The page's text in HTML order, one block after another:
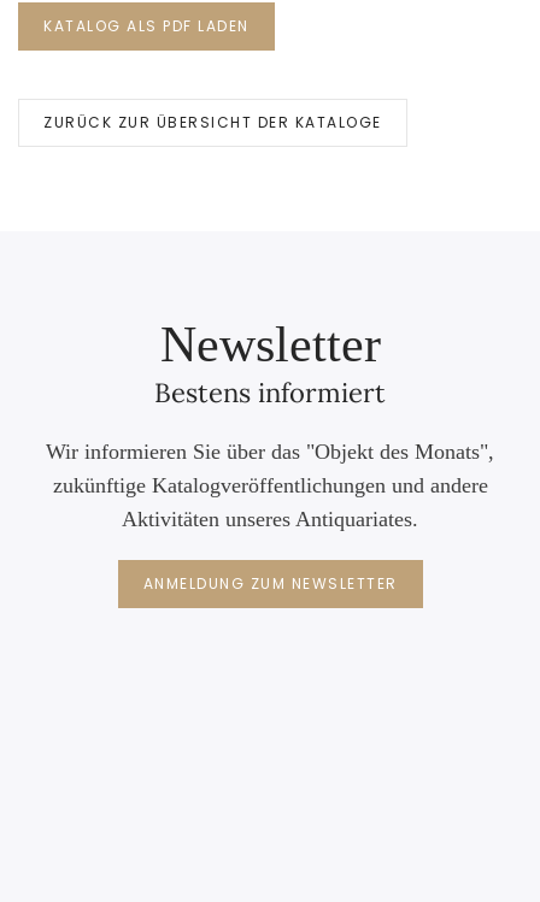
KATALOG ALS PDF LADEN
ZURÜCK ZUR ÜBERSICHT DER KATALOGE
Newsletter
Bestens informiert
Wir informieren Sie über das "Objekt des Monats",
zukünftige Katalogveröffentlichungen und andere
Aktivitäten unseres Antiquariates.
ANMELDUNG ZUM NEWSLETTER